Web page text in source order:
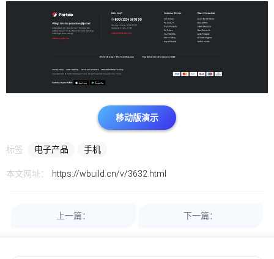
移动版演示
标签: 电子产品 手机
本文网址： https://wbuild.cn/v/3632.html
上一篇： 下一篇：